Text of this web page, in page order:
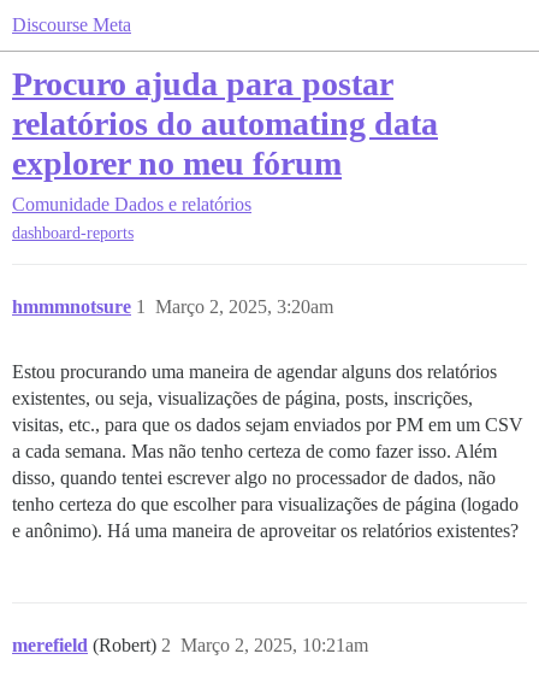
Discourse Meta
Procuro ajuda para postar
relatórios do automating data
explorer no meu fórum
Comunidade Dados e relatórios
dashboard-reports
hmmmnotsure Março 2, 2025, 3:20am
1
Estou procurando uma maneira de agendar alguns dos relatórios
existentes, ou seja, visualizações de página, posts, inscrições,
visitas, etc., para que os dados sejam enviados por PM em um CSV
a cada semana. Mas não tenho certeza de como fazer isso. Além
disso, quando tentei escrever algo no processador de dados, não
tenho certeza do que escolher para visualizações de página (logado
e anônimo). Há uma maneira de aproveitar os relatórios existentes?
merefield (Robert) Março 2, 2025, 10:21am
2